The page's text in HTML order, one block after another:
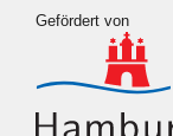
Gefördert von